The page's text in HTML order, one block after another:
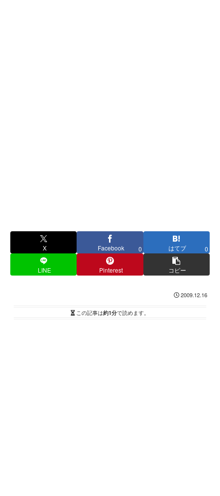
X Facebook 0 はてブ 0
LINE Pinterest コピー
2009.12.16
この記事は約1分で読めます。